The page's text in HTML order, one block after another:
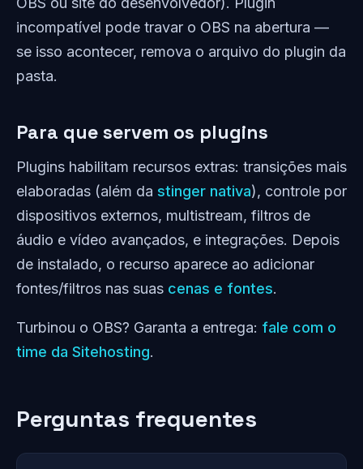
incompatível pode travar o OBS na abertura —
se isso acontecer, remova o arquivo do plugin da
pasta.
Para que servem os plugins
Plugins habilitam recursos extras: transições mais
elaboradas (além da stinger nativa), controle por
dispositivos externos, multistream, filtros de
áudio e vídeo avançados, e integrações. Depois
de instalado, o recurso aparece ao adicionar
fontes/filtros nas suas cenas e fontes.
Turbinou o OBS? Garanta a entrega: fale com o
time da Sitehosting.
Perguntas frequentes